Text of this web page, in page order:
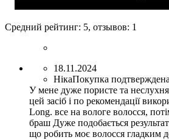
Средний рейтинг: 5, отзывов: 1
18.11.2024
НікаПокупка подтверждена
У мене дуже пористе та
цей засіб і по рекомендації
Long. все на вологе волосся,
браш Дуже подобається
що робить моє волосся гладким